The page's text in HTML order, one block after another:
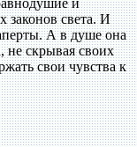
законов света. И
А в душе она
не скрывая своих
свои чувства к